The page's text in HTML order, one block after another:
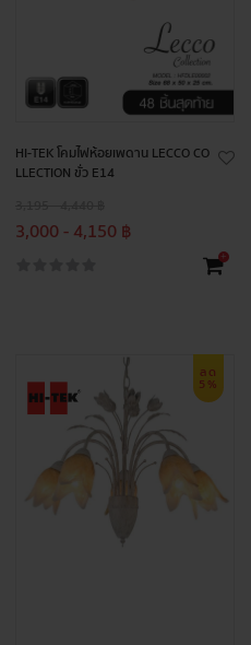
HI-TEK โคมไฟห้อยเพดาน LECCO CO
LLECTION ขั่ว E14
3,000 - 4,150 ฿
+
ลด
5%